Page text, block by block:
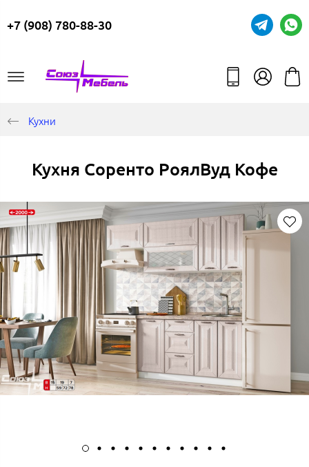
+7 (908) 780-88-30
Кухни
Кухня Соренто РоялВуд Кофе